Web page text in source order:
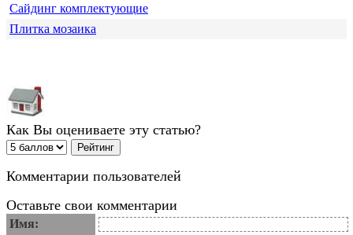
Сайдинг комплектующие
Плитка мозаика
Как Вы оцениваете эту статью?
Комментарии пользователей
Оставьте свои комментарии
Имя: